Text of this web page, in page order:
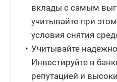
вклады с самым
учитывайте при
условия снятия
Учитывайте
Инвестируйте в
репутацией и